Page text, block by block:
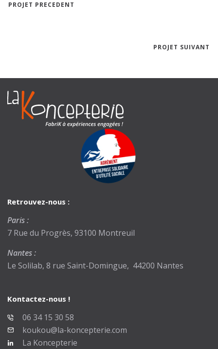
PROJET PRECEDENT
PROJET SUIVANT
Retrouvez-nous :
Paris :
7 Rue du Progrès, 93100 Montreuil
Nantes :
Le Solilab, 8 rue Saint-Domingue, 44200 Nantes
Kontactez-nous !
06 34 15 30 58
koukou@la-koncepterie.com
La Koncepterie